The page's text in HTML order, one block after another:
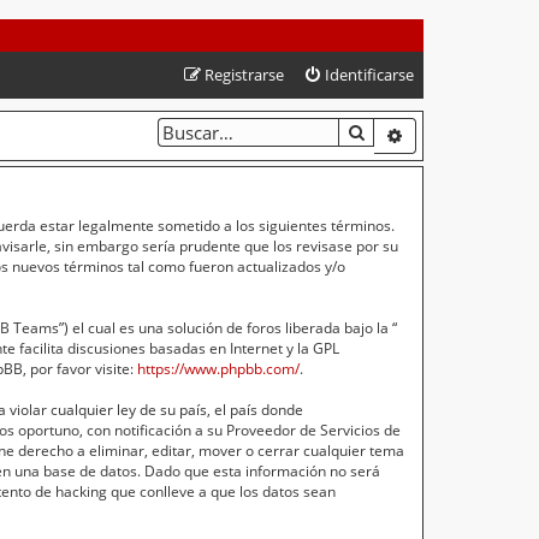
Identificarse
Registrarse
BUSCAR
estar legalmente sometido a los siguientes términos.
sin embargo sería prudente que los revisase por su
nuevos términos tal como fueron actualizados y/o
Teams”) el cual es una solución de foros liberada bajo la “
facilita discusiones basadas en Internet y la GPL
por favor visite: https://www.phpbb.com/.
cualquier ley de su país, el país donde
oportuno, con notificación a su Proveedor de Servicios de
derecho a eliminar, editar, mover o cerrar cualquier tema
base de datos. Dado que esta información no será
de hacking que conlleve a que los datos sean